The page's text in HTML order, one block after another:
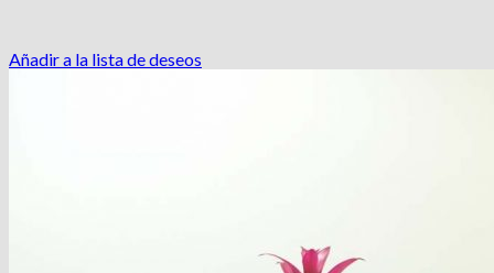
Añadir a la lista de deseos